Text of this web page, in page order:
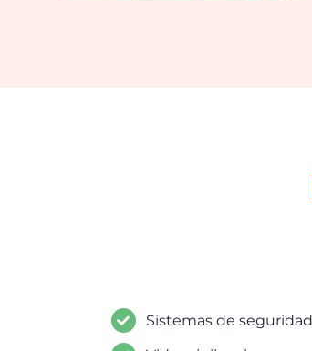
Sistemas de seguridad